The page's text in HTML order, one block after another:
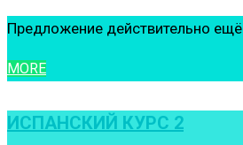
Предложение действительно ещё
MORE
ИСПАНСКИЙ КУРС 2